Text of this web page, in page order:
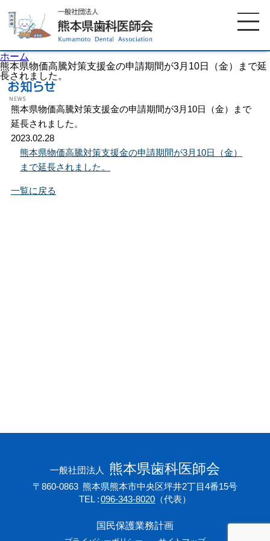
ホーム
熊本県物価高騰対策支援金の申請期間が3月10日（金）まで延
長されました。
熊本県物価高騰対策支援金の申請期間が3月10日（金）まで
延長されました。
2023.02.28
熊本県物価高騰対策支援金の申請期間が3月10日（金）
まで延長されました。
一覧に戻る
一般社団法人 熊本県歯科医師会
〒860-0863 熊本県熊本市中央区坪井2丁目4番15号
TEL
096-343-8020 （代表）
国民保護業務計画
ホーム 歯科医師会について
歯科医院検索
イベント案内